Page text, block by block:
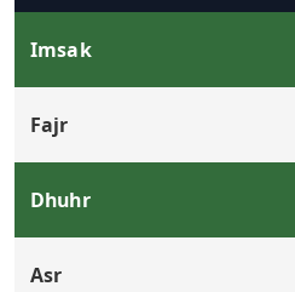
Imsak
Fajr
Dhuhr
Asr